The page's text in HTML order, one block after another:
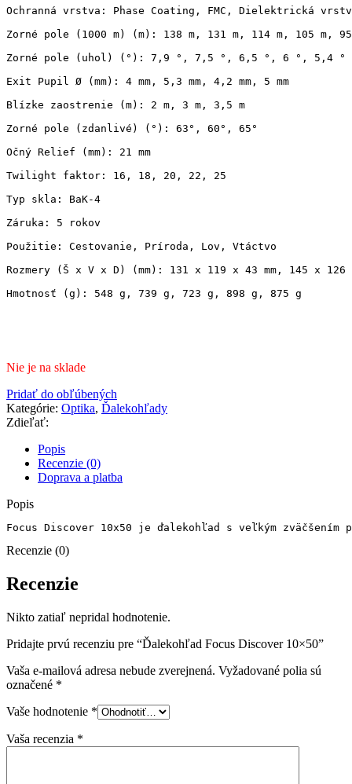
Ochranná vrstva: Phase Coating, FMC, Dielektrická
Zorné pole (1000 m) (m): 138 m, 131 m, 114 m, 105 m, 95
Zorné pole (uhol) (°): 7,9 °, 7,5 °, 6,5 °, 6 °, 5,4 °
Exit Pupil Ø (mm): 4 mm, 5,3 mm, 4,2 mm, 5 mm
Blízke zaostrenie (m): 2 m, 3 m, 3,5 m
Zorné pole (zdanlivé) (°): 63°, 60°, 65°
Očný Relief (mm): 21 mm
Twilight faktor: 16, 18, 20, 22, 25
Typ skla: BaK-4
Záruka: 5 rokov
Použitie: Cestovanie, Príroda, Lov, Vtáctvo
Rozmery (Š x V x D) (mm): 131 x 119 x 43 mm, 145 x 126
Hmotnosť (g): 548 g, 739 g, 723 g, 898 g, 875 g
Nie je na sklade
Pridať do obľúbených
Kategórie: Optika, Ďalekohľady
Zdieľať:
Popis
Recenzie (0)
Doprava a platba
Popis
Focus Discover 10x50 je ďalekohľad s veľkým
Recenzie (0)
Recenzie
Nikto zatiaľ nepridal hodnotenie.
Pridajte prvú recenziu pre “Ďalekohľad Focus Discover 10×50”
Vaša e-mailová adresa nebude zverejnená. Vyžadované polia sú
označené *
Vaše hodnotenie *
Vaša recenzia *